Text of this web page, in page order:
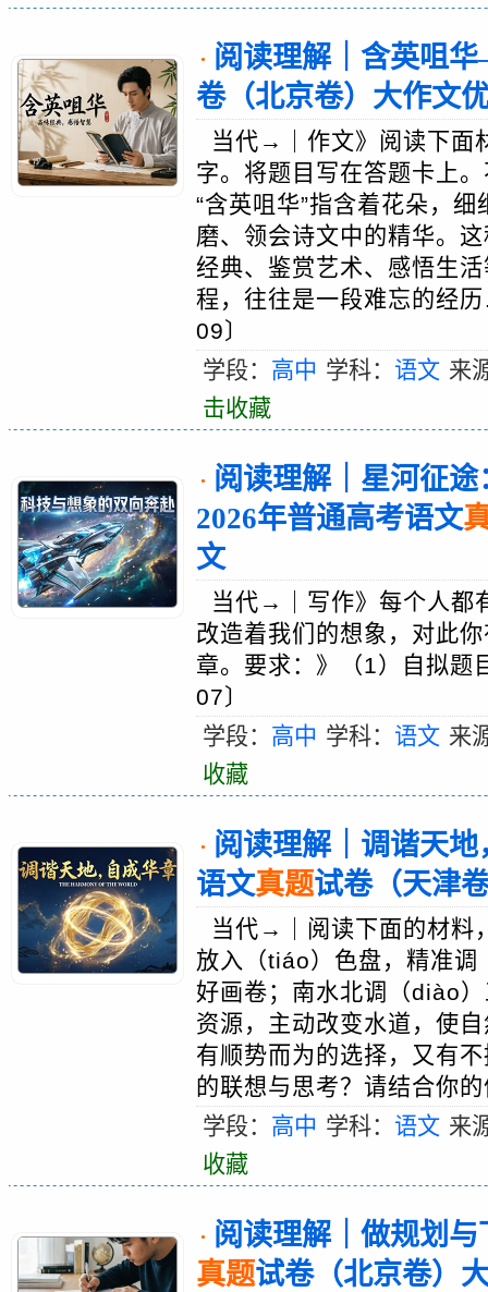
· 阅读理解｜含英咀
卷（北京卷）大作文
当代→｜作文》阅读下面
字。将题目写在答题卡上
“含英咀华”指含着花朵，
磨、领会诗文中的精华。
经典、鉴赏艺术、感悟生
程，往往是一段难忘的经
09〕
学段： 高中 学科： 语文 来
击收藏
· 阅读理解｜星河征
2026年普通高考语文
文
当代→｜写作》每个人都
改造着我们的想象，对此
章。要求：》（1）自拟
07〕
学段： 高中 学科： 语文 来
收藏
· 阅读理解｜调谐天
语文真题试卷（天津
当代→｜阅读下面的材料
放入（tiáo）色盘，精准
好画卷；南水北调（diào
资源，主动改变水道，使
有顺势而为的选择，又有
的联想与思考？请结合你
学段： 高中 学科： 语文 来
收藏
· 阅读理解｜做规划
真题试卷（北京卷）